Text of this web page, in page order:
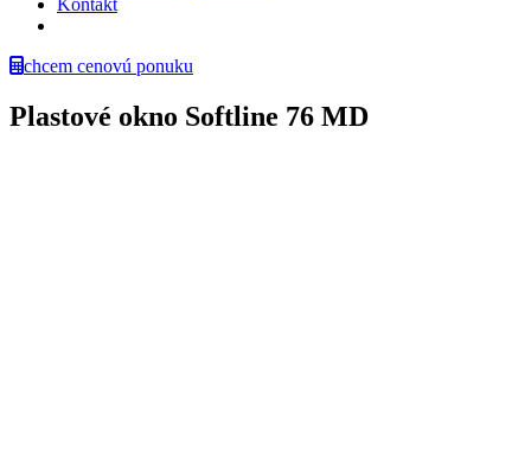
Kontakt
chcem cenovú ponuku
Plastové okno Softline 76 MD